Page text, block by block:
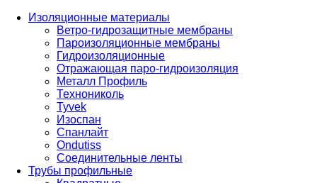
Изоляционные материалы
Ветро-гидрозащитные мембраны
Пароизоляционные мембраны
Гидроизоляционные
Отражающая паро-гидроизоляция
Металл Профиль
Технониколь
Tyvek
Изоспан
Спанлайт
Ondutiss
Соединительные ленты
Трубы профильные